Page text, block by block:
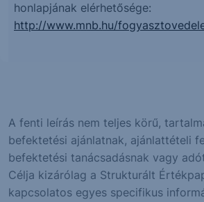
honlapjának elérhetősége:
http://www.mnb.hu/
A fenti leírás nem teljes körű,
befektetési ajánlatnak, ajánlattételi
befektetési tanácsadásnak vagy
Célja kizárólag a Strukturált
kapcsolatos egyes specifikus